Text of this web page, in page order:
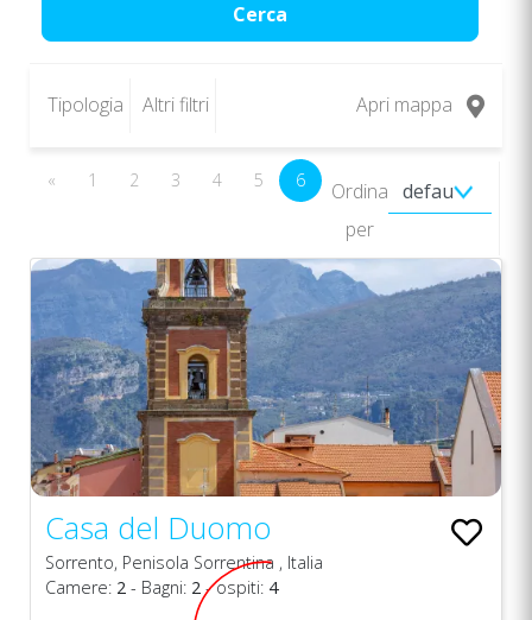
Cerca
Tipologia Altri filtri Apri mappa
« 1 2 3 4 5 6
Ordina
per
Casa del Duomo
Sorrento, Penisola Sorrentina , Italia
Camere: 2 - Bagni: 2 - ospiti: 4